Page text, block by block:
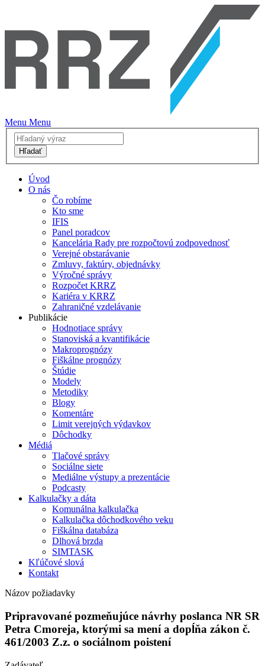
Menu Menu
Hľadať
Úvod
O nás
Čo robíme
Kto sme
IFIS
Panel poradcov
Kancelária Rady pre rozpočtovú zodpovednosť
Verejné obstarávanie
Zmluvy, faktúry, objednávky
Výročné správy
Rozpočet KRRZ
Kariéra v KRRZ
Zahraničné vzdelávanie
Publikácie
Hodnotiace správy
Stanoviská a kvantifikácie
Makroprognózy
Fiškálne prognózy
Štúdie
Modely
Metodiky
Blogy
Komentáre
Limit verejných výdavkov
Dôchodky
Médiá
Tlačové správy
Sociálne siete
Mediálne výstupy a prezentácie
Podcasty
Kalkulačky a dáta
Komunálna kalkulačka
Kalkulačka dôchodkového veku
Fiškálna databáza
Dlhová brzda
SIMTASK
Kľúčové slová
Kontakt
Názov požiadavky
Pripravované pozmeňujúce návrhy poslanca NR SR
Petra Cmoreja, ktorými sa mení a dopĺňa zákon č.
461/2003 Z.z. o sociálnom poistení